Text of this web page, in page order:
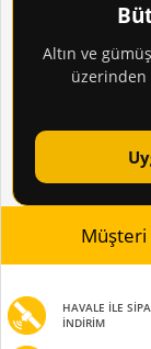
Altın ve
üzerinden
HAVALE İLE
İNDİRİM